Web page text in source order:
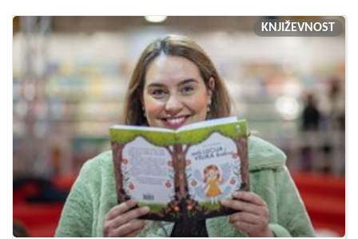
KNJIŽEVNOST